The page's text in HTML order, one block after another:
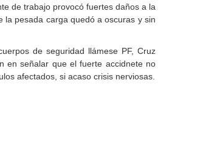
de trabajo provocó fuertes daños a la
la pesada carga quedó a oscuras y sin
de seguridad llámese PF, Cruz
en señalar que el fuerte accidnete no
afectados, si acaso crisis nerviosas.